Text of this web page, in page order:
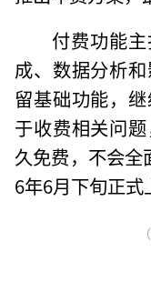
付费功能
成、数据分析
留基础功能，
于收费相关问
久免费，不会全
6年6月下旬正式